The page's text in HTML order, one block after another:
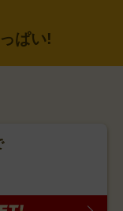
ぱい!